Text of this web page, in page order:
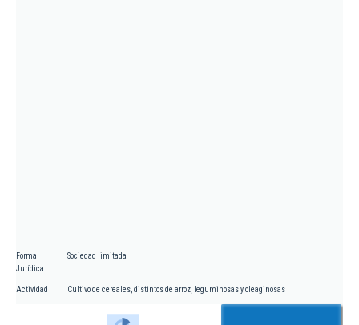
Forma
Jurídica
Sociedad limitada
Actividad Cultivo de cereales, distintos de arroz, leguminosas y oleaginosas